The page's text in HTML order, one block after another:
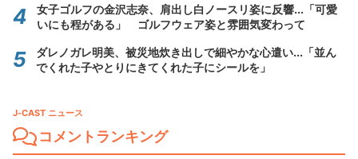
女子ゴルフの金沢志奈、肩出し白ノースリ姿に反響...「可愛
いにも程がある」 ゴルフウェア姿と雰囲気変わって
ダレノガレ明美、被災地炊き出しで細やかな心遣い...「並ん
でくれた子やとりにきてくれた子にシールを」
J-CAST ニュース
コメントランキング